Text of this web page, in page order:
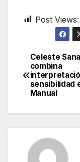
Post Views:
de
Celeste
combina
sensibilidad
Manual